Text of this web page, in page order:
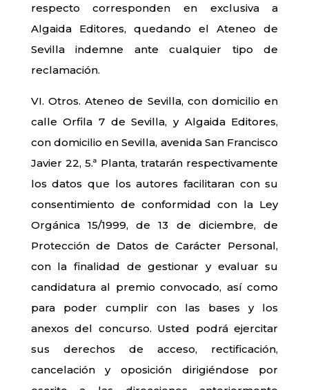
respecto corresponden en exclusiva a
Algaida Editores, quedando el Ateneo de
Sevilla indemne ante cualquier tipo de
reclamación.
VI. Otros. Ateneo de Sevilla, con domicilio en
calle Orfila 7 de Sevilla, y Algaida Editores,
con domicilio en Sevilla, avenida San Francisco
Javier 22, 5.ª Planta, tratarán respectivamente
los datos que los autores facilitaran con su
consentimiento de conformidad con la Ley
Orgánica 15/1999, de 13 de diciembre, de
Protección de Datos de Carácter Personal,
con la finalidad de gestionar y evaluar su
candidatura al premio convocado, así como
para poder cumplir con las bases y los
anexos del concurso. Usted podrá ejercitar
sus derechos de acceso, rectificación,
cancelación y oposición dirigiéndose por